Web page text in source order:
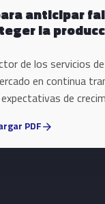
anticipar
la
de los servicios
en continua
de
PDFarrow_forward